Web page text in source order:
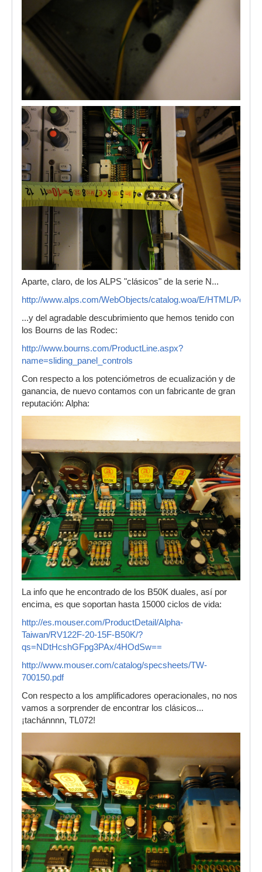
Aparte, claro, de los ALPS "clásicos" de la serie N...
http://www.alps.com/WebObjects/catalog.woa/E/HTML/
...y del agradable descubrimiento que hemos tenido con
los Bourns de las Rodec:
http://www.bourns.com/ProductLine.aspx?
name=sliding_panel_controls
Con respecto a los potenciómetros de ecualización y de
ganancia, de nuevo contamos con un fabricante de gran
reputación: Alpha:
La info que he encontrado de los B50K duales, así por
encima, es que soportan hasta 15000 ciclos de vida:
http://es.mouser.com/ProductDetail/Alpha-
Taiwan/RV122F-20-15F-B50K/?
qs=NDtHcshGFpg3PAx/4HOdSw==
http://www.mouser.com/catalog/specsheets/TW-
700150.pdf
Con respecto a los amplificadores operacionales, no nos
vamos a sorprender de encontrar los clásicos...
¡tachánnnn, TL072!